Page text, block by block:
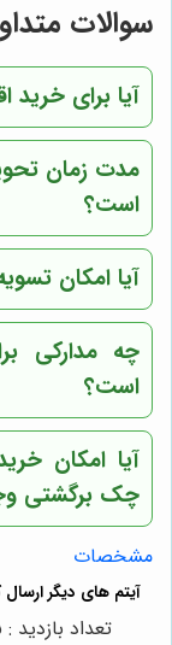
سوالات
آیا برای خرید
مدت زمان
است؟
آیا امکان
چه مدارکی
است؟
آیا امکان
چک برگشتی
مشخصات
تعداد بازدید : 175